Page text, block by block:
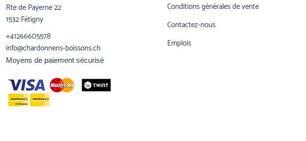
Rte de Payerne 22
1532 Fétigny
+41266605578
info@chardonnens-boissons.ch
Conditions générales de vente
Contactez-nous
Emplois
Moyens de paiement sécurisé